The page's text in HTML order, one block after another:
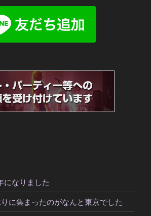
なりました
に集まったのがなんと東京でした